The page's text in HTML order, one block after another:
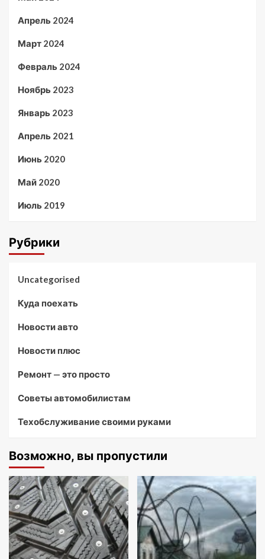
Апрель 2024
Март 2024
Февраль 2024
Ноябрь 2023
Январь 2023
Апрель 2021
Июнь 2020
Май 2020
Июль 2019
Рубрики
Uncategorised
Куда поехать
Новости авто
Новости плюс
Ремонт — это просто
Советы автомобилистам
Техобслуживание своими руками
Возможно, вы пропустили